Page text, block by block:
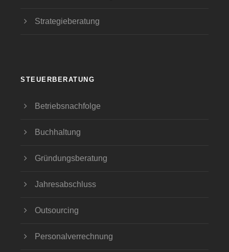
Strategieberatung
STEUERBERATUNG
Betriebsnachfolge
Buchhaltung
Gründungsberatung
Jahresabschluss
Outsourcing
Personalverrechnung